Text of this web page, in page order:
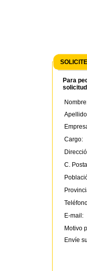
Para
Cargo:
C.
E-mail:
Motivo
Envíe